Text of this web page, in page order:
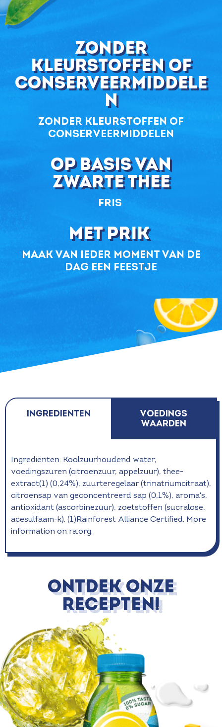
zonder
kleurstoffen of
conserveermiddele
n
zonder kleurstoffen of
conserveermiddelen
op basis van
zwarte thee
Fris
Met prik
maak van ieder moment van de
dag een feestje
Ingredienten
voedings
waarden
Ingrediënten: Koolzuurhoudend water,
voedingszuren (citroenzuur, appelzuur), thee-
extract(1) (0,24%), zuurteregelaar (trinatriumcitraat),
citroensap van geconcentreerd sap (0,1%), aroma's,
antioxidant (ascorbinezuur), zoetstoffen (sucralose,
acesulfaam-k). (1)Rainforest Alliance Certified. More
information on ra.org.
ONTDEK ONZE
RECEPTEN!